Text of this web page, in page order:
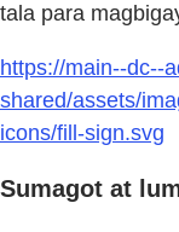
tala para
https://main--dc--
shared/assets/
icons/fill-sign.svg
Sumagot at